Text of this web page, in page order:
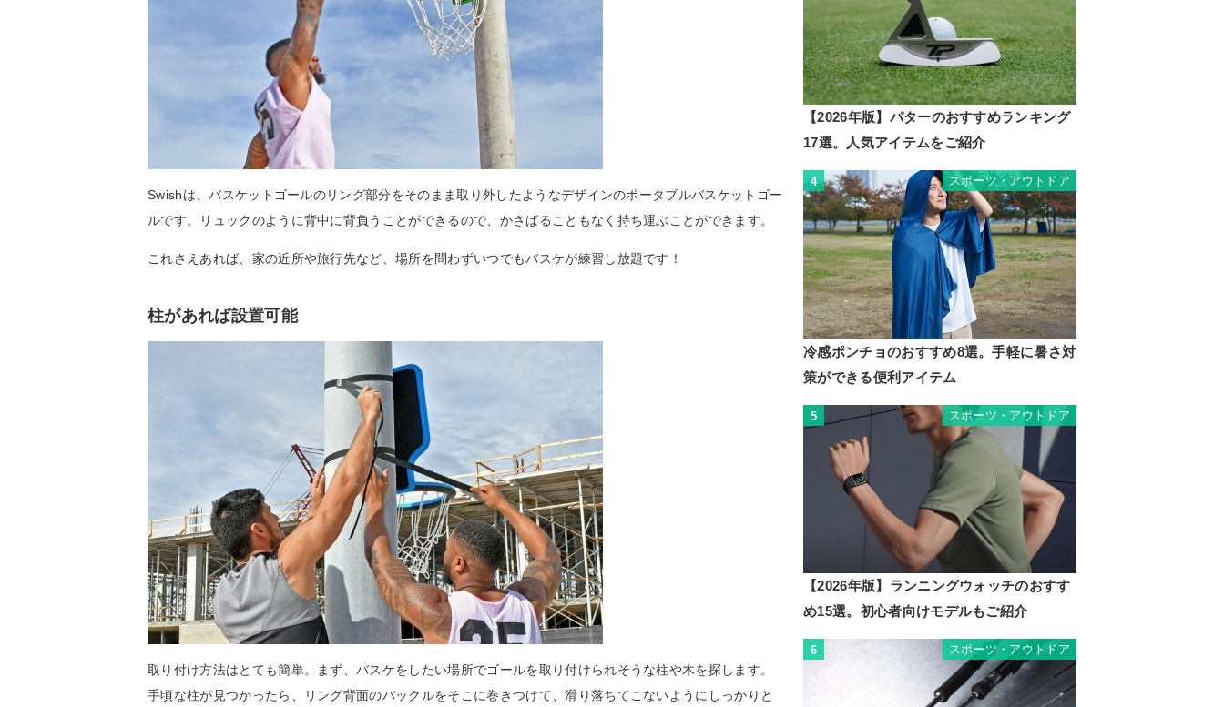
Swishは、バスケットゴールのリング部分をそのまま取り外したようなデザインのポータブルバスケットゴー
ルです。リュックのように背中に背負うことができるので、かさばることもなく持ち運ぶことができます。
これさえあれば、家の近所や旅行先など、場所を問わずいつでもバスケが練習し放題です！
柱があれば設置可能
取り付け方法はとても簡単。まず、バスケをしたい場所でゴールを取り付けられそうな柱や木を探します。
手頃な柱が見つかったら、リング背面のバックルをそこに巻きつけて、滑り落ちてこないようにしっかりと
【2026年版】パターのおすすめランキング
17選。人気アイテムをご紹介
4 スポーツ・アウトドア
冷感ポンチョのおすすめ8選。手軽に暑さ対
策ができる便利アイテム
5 スポーツ・アウトドア
【2026年版】ランニングウォッチのおすす
め15選。初心者向けモデルもご紹介
6 スポーツ・アウトドア